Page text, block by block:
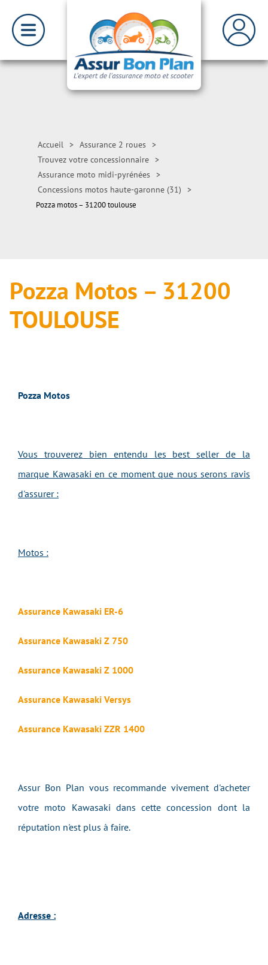
Accueil > Assurance 2 roues >
Trouvez votre concessionnaire >
Assurance moto midi-pyrénées >
Concessions motos haute-garonne (31)
>
Pozza motos – 31200 toulouse
Pozza Motos – 31200
TOULOUSE
Pozza Motos
Vous trouverez bien entendu les best seller de la
marque Kawasaki en ce moment que nous serons ravis
d'assurer :
Motos :
Assurance Kawasaki ER-6
Assurance Kawasaki Z 750
Assurance Kawasaki Z 1000
Assurance Kawasaki Versys
Assurance Kawasaki ZZR 1400
Assur Bon Plan vous recommande vivement d'acheter
votre moto Kawasaki dans cette concession dont la
réputation n'est plus à faire.
Adresse :